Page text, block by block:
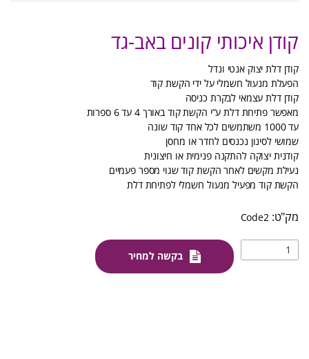
קודן איכותי קונים באב-גד
קודן דלת יצוק אנטי ונדל
הפעלת מנעול חשמלי על ידי הקשת קוד
קודן דלת עצמאי לבקרת כניסה
מאפשר פתיחת דלת ע”י הקשת קוד באורך 4 עד 6 ספרות
עד 1000 משתמשים לכל אחד קוד שונה
שמושי לסינון נכנסים לחדר או מחסן
קודנית יצוקה להתקנה פנימית או חיצונית
נעילת מקשים לאחר הקשת קוד שגוי מספר פעמיים
הקשת קוד מפעיל מנעול חשמלי לפתיחת דלת
Code2
בקשה למחיר